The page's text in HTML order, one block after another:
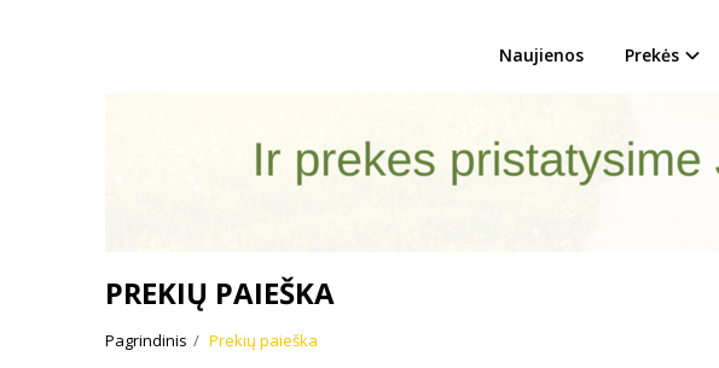
Naujienos Prekės
PREKIŲ PAIEŠKA
Pagrindinis Prekių paieška